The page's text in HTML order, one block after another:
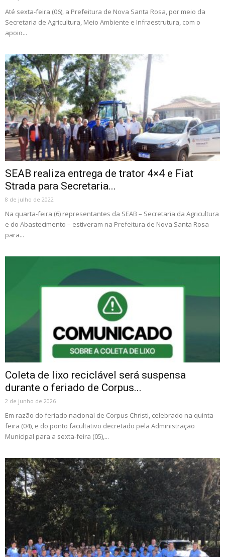
Até sexta-feira (06), a Prefeitura de Nova Santa Rosa, por meio da
Secretaria de Agricultura, Meio Ambiente e Infraestrutura, com o
apoio...
SEAB realiza entrega de trator 4×4 e Fiat
Strada para Secretaria...
8 de julho de 2022
Na quarta-feira (6) representantes da SEAB – Secretaria da Agricultura
e do Abastecimento – estiveram na Prefeitura de Nova Santa Rosa
para...
Coleta de lixo reciclável será suspensa
durante o feriado de Corpus...
2 de junho de 2026
Em razão do feriado nacional de Corpus Christi, celebrado na quinta-
feira (04), e do ponto facultativo decretado pela Administração
Municipal para a sexta-feira (05),...